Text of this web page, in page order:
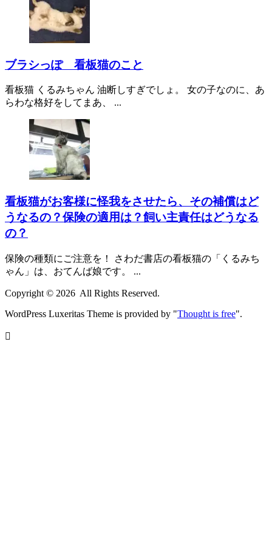
ブラシっぽ 看板猫のこと
看板猫 くるみちゃん 油断しすぎでしょ。 女の子なのに、あ
らわな格好をしてまあ、 ...
看板猫がお客様に怪我をさせたら、その補償はど
うなるの？保険の適用は？飼い主責任はどうなる
の？
保険の種類にご注意を！ さわだ書店の看板猫の「くるみち
ゃん」は、おてんば娘です。 ...
Copyright © 2026 All Rights Reserved.
WordPress Luxeritas Theme is provided by "Thought is free".
